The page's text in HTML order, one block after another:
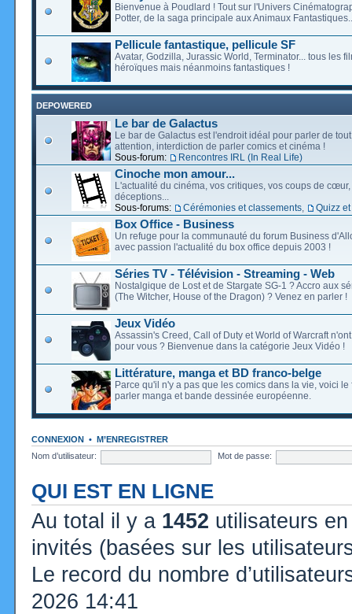
Bienvenue à Poudlard ! Tout sur l'Univers
Potter, de la saga principale aux Animaux
Pellicule fantastique, pellicule SF
Avatar, Godzilla, Jurassic World, Terminator... tous les
héroïques mais néanmoins fantastiques !
DEPOWERED
Le bar de Galactus
Le bar de Galactus est l'endroit idéal pour parler de
attention, interdiction de parler comics et cinéma !
Sous-forum:
Rencontres IRL (In Real Life)
Cinoche mon amour...
L'actualité du cinéma, vos critiques, vos coups de cœur,
déceptions...
Sous-forums:
Cérémonies et classements Quizz
Box Office - Business
Un refuge pour la communauté du forum Business
avec passion l'actualité du box office depuis 2003 !
Séries TV - Télévision - Streaming - Web
Nostalgique de Lost et de Stargate SG-1 ? Accro aux
(The Witcher, House of the Dragon) ? Venez en parler !
Jeux Vidéo
Assassin's Creed, Call of Duty et World of Warcraft
pour vous ? Bienvenue dans la catégorie Jeux Vidéo !
Littérature, manga et BD franco-belge
Parce qu'il n'y a pas que les comics dans la vie, voici le
parler manga et bande dessinée européenne.
CONNEXION • M’ENREGISTRER
Nom d’utilisateur:
Mot de passe:
QUI EST EN LIGNE
Au total il y a 1452 utilisateurs
invités (basées sur les
Le record du nombre
2026 14:41